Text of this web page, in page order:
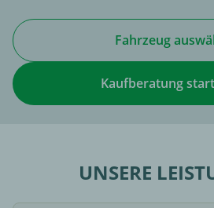
Fahrzeug
Kaufberatung
UNSERE